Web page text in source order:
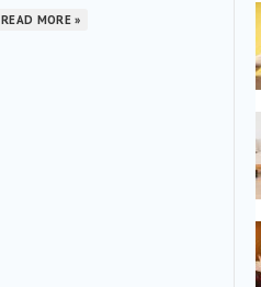
READ MORE »